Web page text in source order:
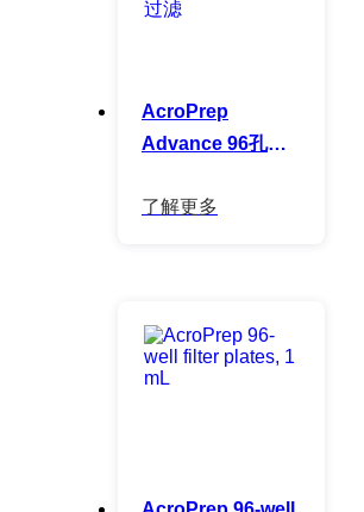
AcroPrep
Advance 96孔过
过滤